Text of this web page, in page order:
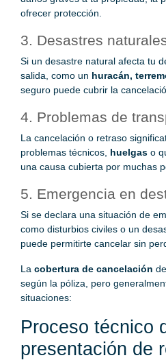
ofrecer protección.
3. Desastres
Si un desastre natural afecta tu
salida, como un huracán,
seguro puede cubrir la
4. Problemas de
La cancelación o retraso
problemas técnicos, huelgas o
una causa cubierta por muchas
5. Emergencia en
Si se declara una situación de
como disturbios civiles o un
puede permitirte cancelar sin
La cobertura de cancelación
según la póliza, pero
situaciones:
Proceso técnico
presentación de